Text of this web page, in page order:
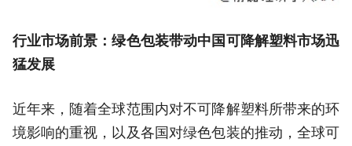
行业市场前景：绿色包装带动中国可降解塑料市场迅
猛发展
近年来，随着全球范围内对不可降解塑料所带来的环
境影响的重视，以及各国对绿色包装的推动，全球可